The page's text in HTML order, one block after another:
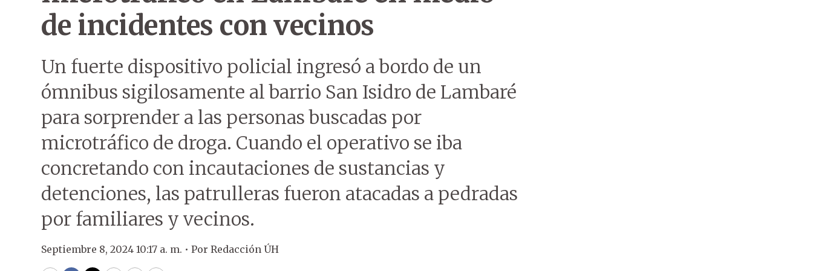
de incidentes con vecinos
Un fuerte dispositivo policial ingresó a bordo de un
ómnibus sigilosamente al barrio San Isidro de Lambaré
para sorprender a las personas buscadas por
microtráfico de droga. Cuando el operativo se iba
concretando con incautaciones de sustancias y
detenciones, las patrulleras fueron atacadas a pedradas
por familiares y vecinos.
Septiembre 8, 2024 10:17 a. m. • Por Redacción ÚH